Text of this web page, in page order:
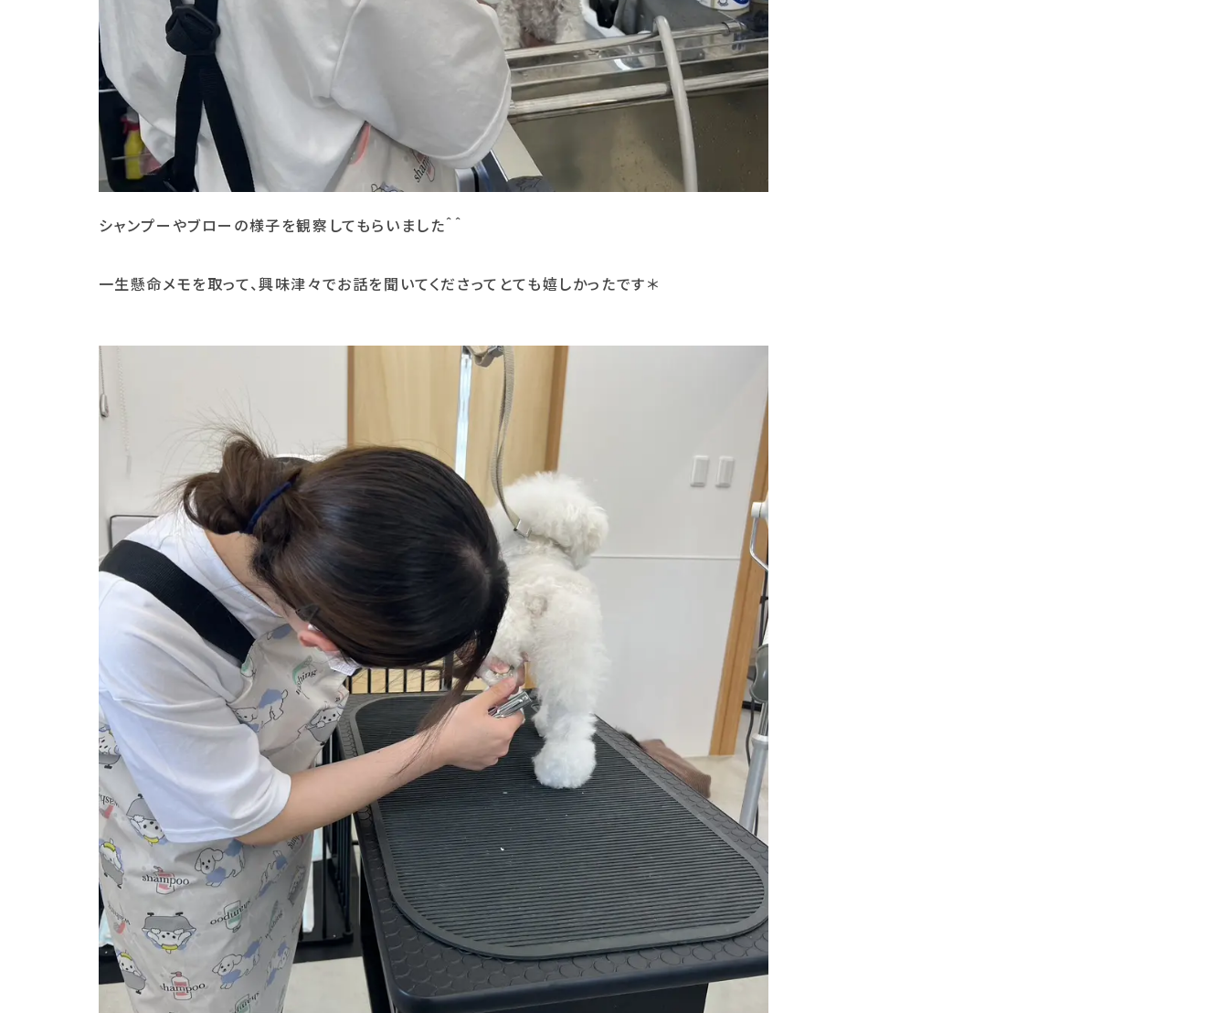
シャンプーやブローの様子を観察してもらいました＾＾
一生懸命メモを取って、興味津々でお話を聞いてくださってとても嬉しかったです＊